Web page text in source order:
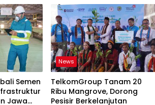
Semen
Jawa
News
TelkomGroup Tanam 20
Ribu Mangrove, Dorong
Pesisir Berkelanjutan